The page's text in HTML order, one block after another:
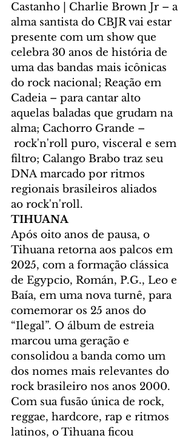
Castanho | Charlie Brown Jr – a
alma santista do CBJR vai estar
presente com um show que
celebra 30 anos de história de
uma das bandas mais icônicas
do rock nacional; Reação em
Cadeia – para cantar alto
aquelas baladas que grudam na
alma; Cachorro Grande –
rock'n'roll puro, visceral e sem
filtro; Calango Brabo traz seu
DNA marcado por ritmos
regionais brasileiros aliados
ao rock'n'roll.
TIHUANA
Após oito anos de pausa, o
Tihuana retorna aos palcos em
2025, com a formação clássica
de Egypcio, Román, P.G., Leo e
Baía, em uma nova turnê, para
comemorar os 25 anos do
“Ilegal”. O álbum de estreia
marcou uma geração e
consolidou a banda como um
dos nomes mais relevantes do
rock brasileiro nos anos 2000.
Com sua fusão única de rock,
reggae, hardcore, rap e ritmos
latinos, o Tihuana ficou